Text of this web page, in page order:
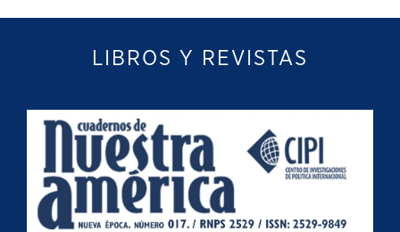
LIBROS Y REVISTAS